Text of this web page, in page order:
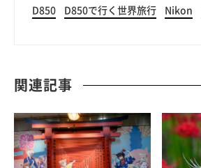
D850 D850で行く世界旅行 Nikon
関連記事